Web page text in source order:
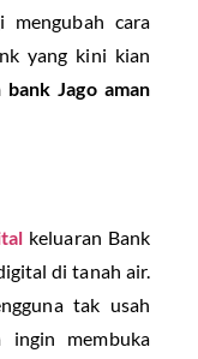
mengubah cara
yang kini kian
bank Jago aman
keluaran Bank
di tanah air.
tak usah
ingin membuka